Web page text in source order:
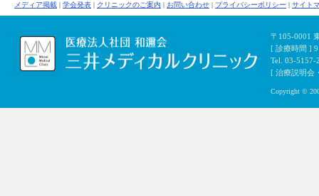
メディア掲載 | 学会発表 | クリニックのご案内 | お問い合わせ | プライバシーポリシー | サイト
〒105-0001
[ 診療時間 ]
Tel. 03-5157-
[ 治療説明会
Copyright ©